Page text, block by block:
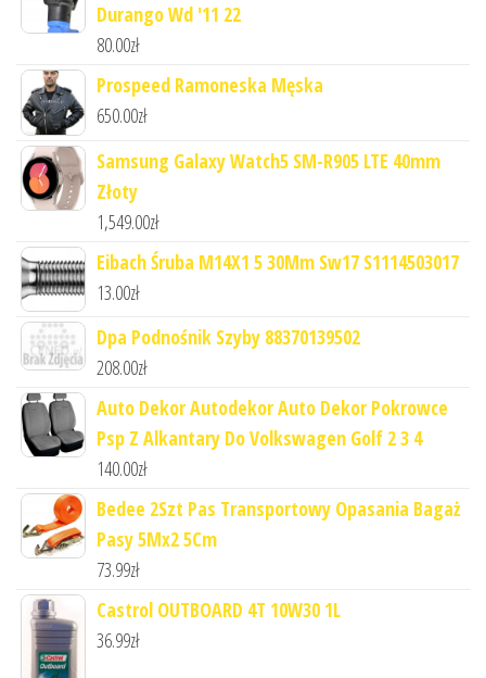
Durango Wd '11 22
80.00zł
Prospeed Ramoneska Męska
650.00zł
Samsung Galaxy Watch5 SM-R905 LTE 40mm
Złoty
1,549.00zł
Eibach Śruba M14X1 5 30Mm Sw17 S1114503017
13.00zł
Dpa Podnośnik Szyby 88370139502
208.00zł
Auto Dekor Autodekor Auto Dekor Pokrowce
Psp Z Alkantary Do Volkswagen Golf 2 3 4
140.00zł
Bedee 2Szt Pas Transportowy Opasania Bagaż
Pasy 5Mx2 5Cm
73.99zł
Castrol OUTBOARD 4T 10W30 1L
36.99zł